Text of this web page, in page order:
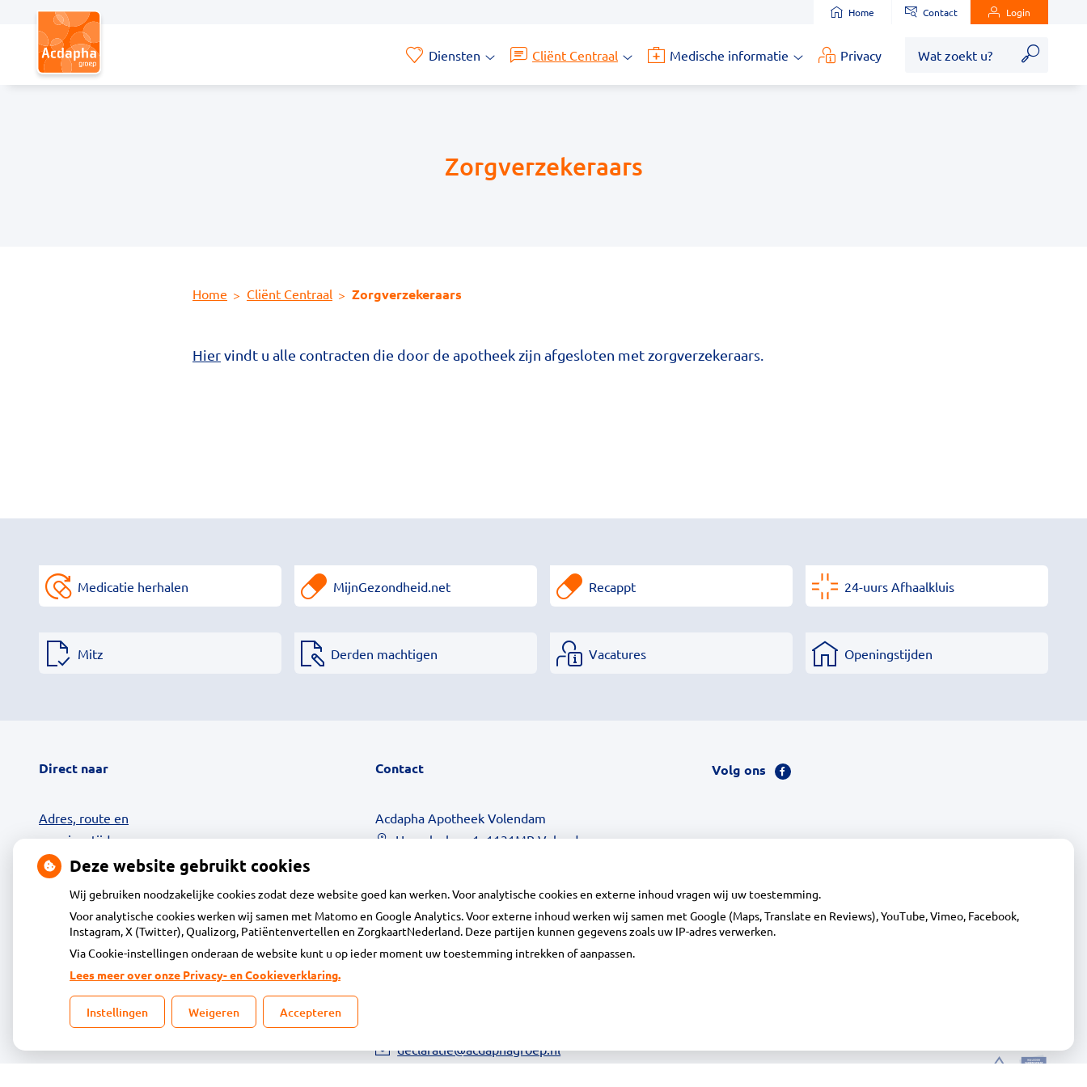
Home Contact Login
Diensten
submenu
Cliënt Centraal
Centraal
Medische informatie
informatie
Privacy
Home Cliënt Centraal Zorgverzekeraars
Zorgverzekeraars
Hiervindt u alle contracten die door de apotheek zijn afgesloten met zorgverzekeraars.
Medicatie herhalen MijnGezondheid.net Recappt 24-uurs Afhaalkluis
Mitz Derden machtigen Vacatures Openingstijden
Direct naar
Adres, route en
openingstijden
Contact
MijnGezondheid.net
24-uurs Afhaalkluis
Diensten
Klantenservice
Vacatures
Dienstapotheek
Tips of klachten
Contact
Acdapha Apotheek Volendam
Herculeslaan 1, 1131MR Volendam
Centrale administratie
declaratie@acdaphagroep.nl
Volg ons
Bezoek
Deze website gebruikt cookies
Wij gebruiken noodzakelijke cookies zodat deze website goed kan werken. Voor analytische cookies en externe inhoud vragen wij uw toestemming.
Voor analytische cookies werken wij samen met Matomo en Google Analytics. Voor externe inhoud werken wij samen met Google (Maps, Translate en Reviews), YouTube, Vimeo, Facebook,
Instagram, X (Twitter), Qualizorg, Patiëntenvertellen en ZorgkaartNederland. Deze partijen kunnen gegevens zoals uw IP-adres verwerken.
Via Cookie-instellingen onderaan de website kunt u op ieder moment uw toestemming intrekken of aanpassen.
Lees meer over onze Privacy- en Cookieverklaring.
Instellingen Weigeren Accepteren